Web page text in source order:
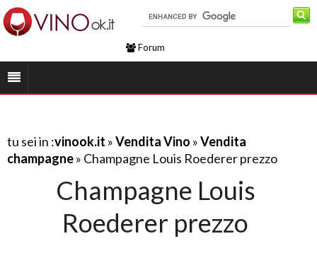
Forum
tu sei in :vinook.it »Vendita Vino »Vendita
champagne» Champagne Louis Roederer prezzo
Champagne Louis
Roederer prezzo